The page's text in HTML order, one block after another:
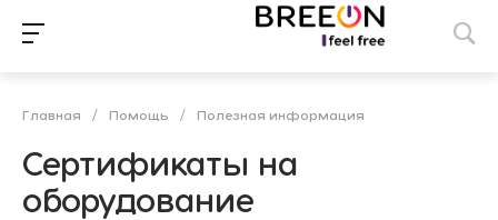
Главная / Помощь / Полезная информация
Сертификаты на
оборудование